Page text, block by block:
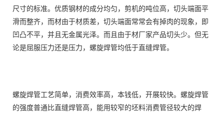
尺寸的标准。优质钢材的成分均匀，剪机的吨位高，切头端面平
滑而整齐，而材由于材质差，切头端面常常会有掉肉的现象，即
凹凸不平，并且无金属光泽。而且由于材厂家产品切头少。但无
论是屈服压力还是压力，螺旋焊管均低于直缝焊管。
螺旋焊管工艺简单，消费效率高，本钱低，开展较快。螺旋焊管
的强度普通比直缝焊管高，能用较窄的坯料消费管径较大的焊